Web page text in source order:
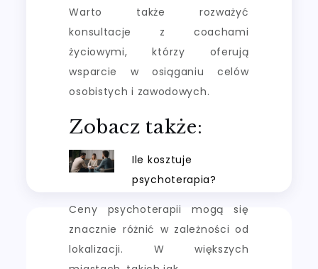
Warto także rozważyć
konsultacje z coachami
życiowymi, którzy oferują
wsparcie w osiąganiu celów
osobistych i zawodowych.
Zobacz także:
Ile kosztuje
psychoterapia?
Ceny psychoterapii mogą się
znacznie różnić w zależności od
lokalizacji. W większych